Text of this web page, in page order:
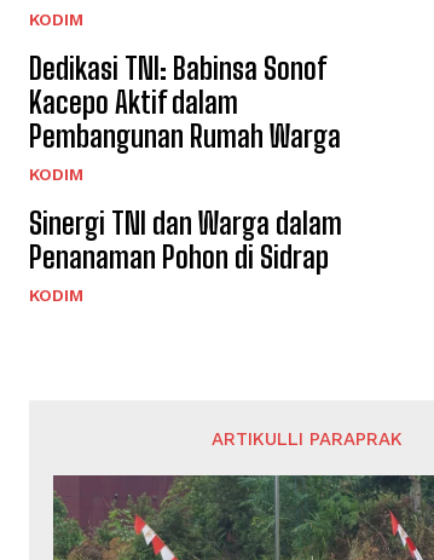
KODIM
Dedikasi TNI: Babinsa Sonof
Kacepo Aktif dalam
Pembangunan Rumah Warga
KODIM
Sinergi TNI dan Warga dalam
Penanaman Pohon di Sidrap
KODIM
ARTIKULLI PARAPRAK